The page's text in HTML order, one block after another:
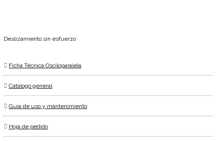
Deslizamiento sin esfuerzo
Ficha Técnica Osciloparalela
Catálogo general
Guía de uso y mantenimiento
Hoja de pedido